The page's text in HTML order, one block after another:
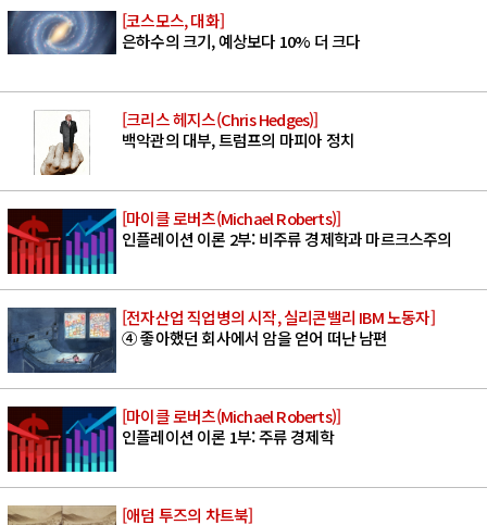
[코스모스, 대화]
은하수의 크기, 예상보다 10% 더 크다
[크리스 헤지스(Chris Hedges)]
백악관의 대부, 트럼프의 마피아 정치
[마이클 로버츠(Michael Roberts)]
인플레이션 이론 2부: 비주류 경제학과 마르크스주의
[전자산업 직업병의 시작, 실리콘밸리 IBM 노동자]
④ 좋아했던 회사에서 암을 얻어 떠난 남편
[마이클 로버츠(Michael Roberts)]
인플레이션 이론 1부: 주류 경제학
[애덤 투즈의 차트북]